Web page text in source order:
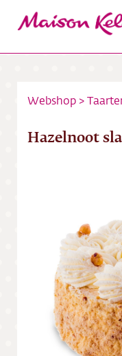
Inloggen
Bezorging
Contact
Vacatures
Webshop >
Hazelnoot